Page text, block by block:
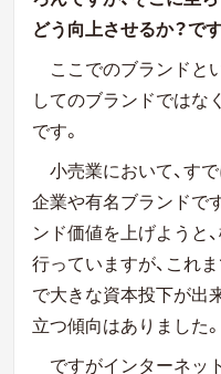
どう向上させるか？です
ここでのブランドと
してのブランドではな
です。
小売業において、す
企業や有名ブランドで
ンド価値を上げようと
行っていますが、これ
で大きな資本投下が出
立つ傾向はありました。
ですがインターネッ